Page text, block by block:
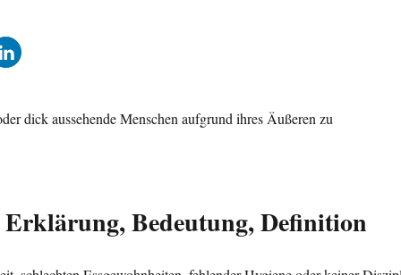
dick aussehende Menschen aufgrund ihres Äußeren zu
Bedeutung, Definition